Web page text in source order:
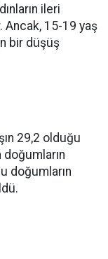
ileri
Ancak, 15-19 yaş
bir düşüş
29,2 olduğu
doğumların
doğumların